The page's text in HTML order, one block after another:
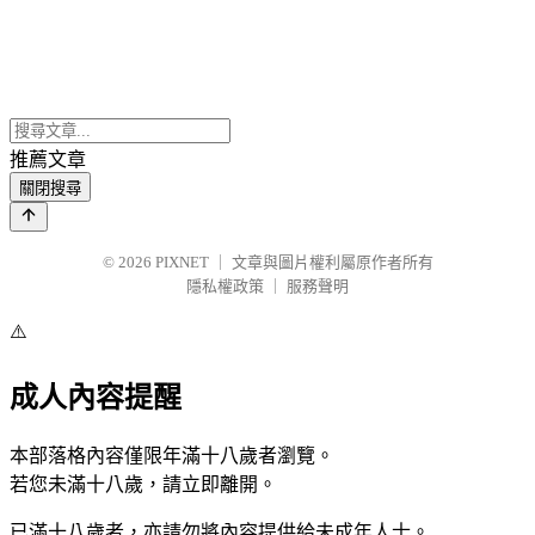
推薦文章
關閉搜尋
© 2026 PIXNET
文章與圖片權利屬原作者所有
隱私權政策
服務聲明
⚠️
成人內容提醒
本部落格內容僅限年滿十八歲者瀏覽。
若您未滿十八歲，請立即離開。